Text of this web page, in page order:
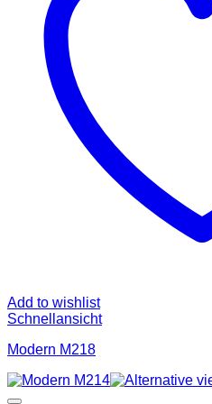
Add to wishlist
Schnellansicht
Modern M218